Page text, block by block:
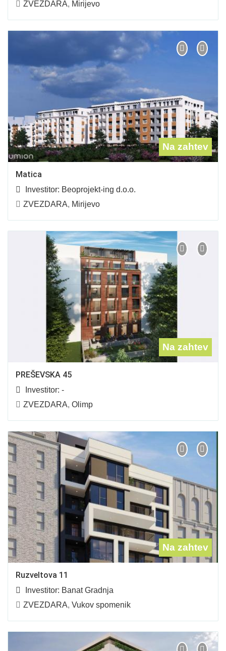
ZVEZDARA, Mirijevo
Na zahtev
Matica
Investitor: Beoprojekt-ing d.o.o.
ZVEZDARA, Mirijevo
Na zahtev
PREŠEVSKA 45
Investitor: -
ZVEZDARA, Olimp
Na zahtev
Ruzveltova 11
Investitor: Banat Gradnja
ZVEZDARA, Vukov spomenik